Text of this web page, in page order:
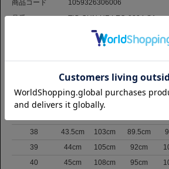
商品コード
1059326306006
品番
TIG-CHN-HZ-LEO-9334-SA
（お問い合わせの際には、上記商品コードをお伝え下さい。
サイズ表記 肩巾 バスト
38
43.5cm 103cm 89.5cm
39
44cm 105cm 92cm
40
45cm 108cm 95cm